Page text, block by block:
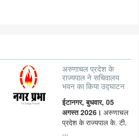
अरुणाचल प्रदेश के
राज्यपाल ने सचिवालय
भवन का किया उद्घाटन
ईटानगर, बुधवार, 05
अगस्त 2026। अरुणाचल
प्रदेश के राज्यपाल के. टी.
...